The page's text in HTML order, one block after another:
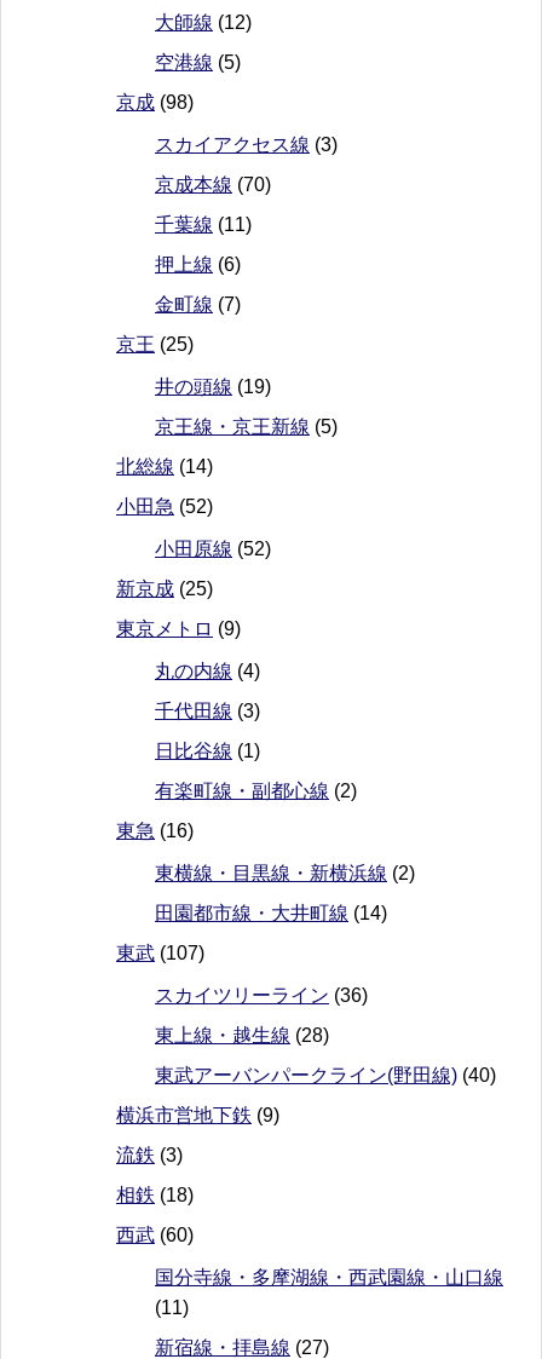
大師線 (12)
空港線 (5)
京成 (98)
スカイアクセス線 (3)
京成本線 (70)
千葉線 (11)
押上線 (6)
金町線 (7)
京王 (25)
井の頭線 (19)
京王線・京王新線 (5)
北総線 (14)
小田急 (52)
小田原線 (52)
新京成 (25)
東京メトロ (9)
丸の内線 (4)
千代田線 (3)
日比谷線 (1)
有楽町線・副都心線 (2)
東急 (16)
東横線・目黒線・新横浜線 (2)
田園都市線・大井町線 (14)
東武 (107)
スカイツリーライン (36)
東上線・越生線 (28)
東武アーバンパークライン(野田線) (40)
横浜市営地下鉄 (9)
流鉄 (3)
相鉄 (18)
西武 (60)
国分寺線・多摩湖線・西武園線・山口線
(11)
新宿線・拝島線 (27)